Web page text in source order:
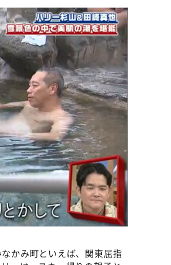
かみ町といえば、関東屈指